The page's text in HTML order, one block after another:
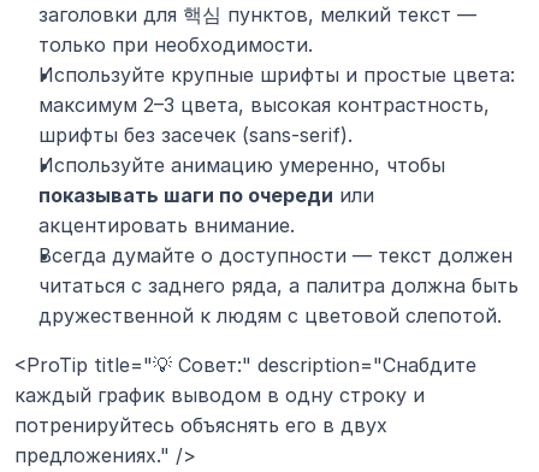
заголовки для 핵심 пунктов, мелкий текст —
только при необходимости.
Используйте крупные шрифты и простые цвета:
максимум 2–3 цвета, высокая контрастность,
шрифты без засечек (sans-serif).
показывать шаги по очереди или
акцентировать внимание.
Всегда думайте о доступности — текст должен
читаться с заднего ряда, а палитра должна быть
дружественной к людям с цветовой слепотой.
<ProTip title="💡 Совет:" description="Снабдите
каждый график выводом в одну строку и
потренируйтесь объяснять его в двух
предложениях." />